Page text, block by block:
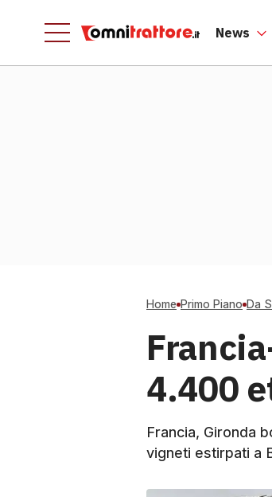
News
Home Primo Piano Da
4.400
Francia, Gironda
vigneti estirpati a